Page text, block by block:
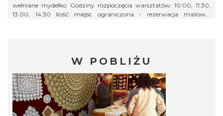
wełniane mydełko. Godziny rozpoczęcia warsztatów: 10:00, 11:30,
13:00, 14:30 Ilość miejsc ograniczona - rezerwacja mailowa:
Owca Plus do roku 2027”
W POBLIŻU